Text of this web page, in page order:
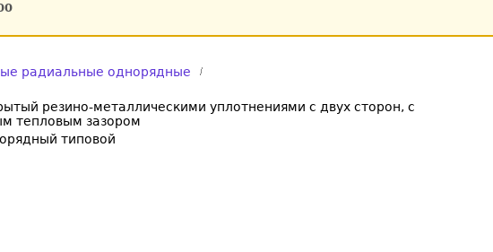
радиальные однорядные
резино-металлическими уплотнениями с двух сторон, с
тепловым зазором
типовой